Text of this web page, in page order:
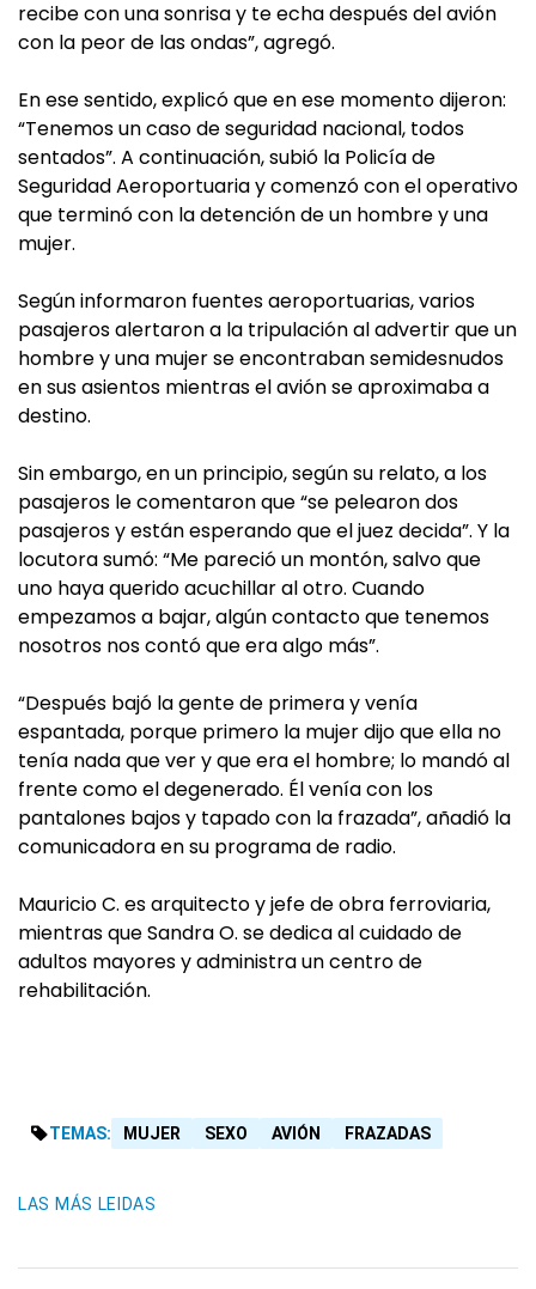
recibe con una sonrisa y te echa después del avión
con la peor de las ondas”, agregó.
En ese sentido, explicó que en ese momento dijeron:
“Tenemos un caso de seguridad nacional, todos
sentados”. A continuación, subió la Policía de
Seguridad Aeroportuaria y comenzó con el operativo
que terminó con la detención de un hombre y una
mujer.
Según informaron fuentes aeroportuarias, varios
pasajeros alertaron a la tripulación al advertir que un
hombre y una mujer se encontraban semidesnudos
en sus asientos mientras el avión se aproximaba a
destino.
Sin embargo, en un principio, según su relato, a los
pasajeros le comentaron que “se pelearon dos
pasajeros y están esperando que el juez decida”. Y la
locutora sumó: “Me pareció un montón, salvo que
uno haya querido acuchillar al otro. Cuando
empezamos a bajar, algún contacto que tenemos
nosotros nos contó que era algo más”.
“Después bajó la gente de primera y venía
espantada, porque primero la mujer dijo que ella no
tenía nada que ver y que era el hombre; lo mandó al
frente como el degenerado. Él venía con los
pantalones bajos y tapado con la frazada”, añadió la
comunicadora en su programa de radio.
Mauricio C. es arquitecto y jefe de obra ferroviaria,
mientras que Sandra O. se dedica al cuidado de
adultos mayores y administra un centro de
rehabilitación.
TEMAS: MUJER SEXO AVIÓN FRAZADAS
LAS MÁS LEIDAS